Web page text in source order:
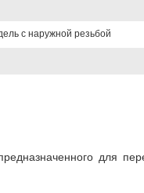
с наружной резьбой
для